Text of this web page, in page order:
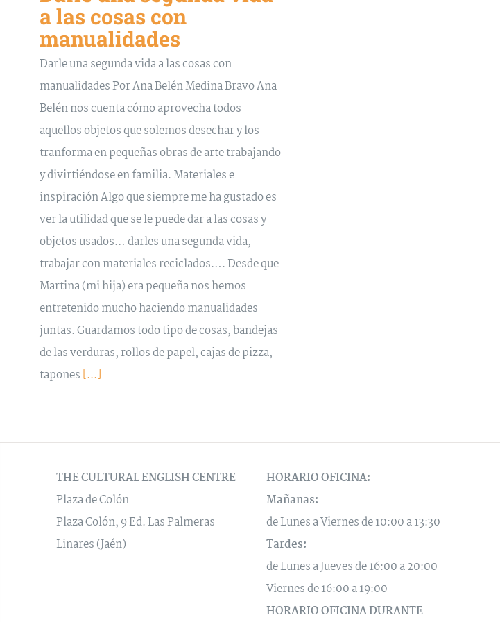
a las cosas con
manualidades
Darle una segunda vida a las cosas con
manualidades Por Ana Belén Medina Bravo Ana
Belén nos cuenta cómo aprovecha todos
aquellos objetos que solemos desechar y los
tranforma en pequeñas obras de arte trabajando
y divirtiéndose en familia. Materiales e
inspiración Algo que siempre me ha gustado es
ver la utilidad que se le puede dar a las cosas y
objetos usados… darles una segunda vida,
trabajar con materiales reciclados…. Desde que
Martina (mi hija) era pequeña nos hemos
entretenido mucho haciendo manualidades
juntas. Guardamos todo tipo de cosas, bandejas
de las verduras, rollos de papel, cajas de pizza,
tapones [...]
THE CULTURAL ENGLISH CENTRE
Plaza de Colón
Plaza Colón, 9 Ed. Las Palmeras
Linares (Jaén)
HORARIO OFICINA:
Mañanas:
de Lunes a Viernes de 10:00 a 13:30
Tardes:
de Lunes a Jueves de 16:00 a 20:00
Viernes de 16:00 a 19:00
HORARIO OFICINA DURANTE